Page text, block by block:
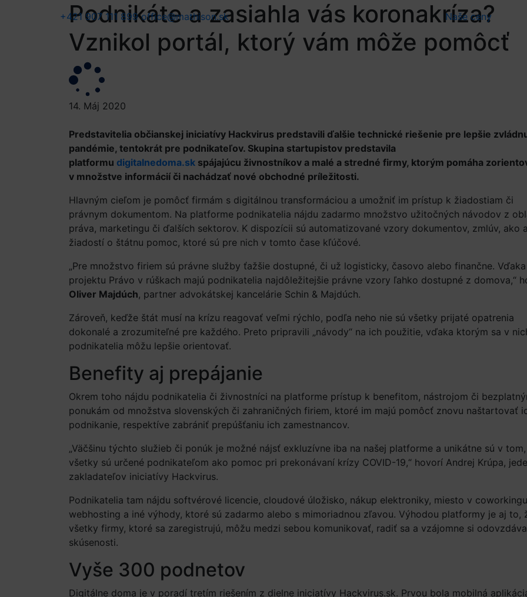
+421 907 111 899 office@mathison.sk Naše ceny
Podnikáte a zasiahla vás koronakríza?
Vznikol portál, ktorý vám môže pomôcť
14. Máj 2020
Predstavitelia občianskej iniciatívy Hackvirus predstavili ďalšie technické riešenie pre lepšie
pandémie, tentokrát pre podnikateľov. Skupina startupistov predstavila
platformu digitalnedoma.sk spájajúcu živnostníkov a malé a stredné firmy, ktorým pomáha
v množstve informácií či nachádzať nové obchodné príležitosti.
Hlavným cieľom je pomôcť firmám s digitálnou transformáciou a umožniť im prístup k žiadostiam či
právnym dokumentom. Na platforme podnikatelia nájdu zadarmo množstvo užitočných návodov z
práva, marketingu či ďalších sektorov. K dispozícii sú automatizované vzory dokumentov, zmlúv, ako
žiadostí o štátnu pomoc, ktoré sú pre nich v tomto čase kľúčové.
„Pre množstvo firiem sú právne služby ťažšie dostupné, či už logisticky, časovo alebo finančne. Vďaka
projektu Právo v rúškach majú podnikatelia najdôležitejšie právne vzory ľahko dostupné z domova,“
Oliver Majdúch, partner advokátskej kancelárie Schin & Majdúch.
Zároveň, keďže štát musí na krízu reagovať veľmi rýchlo, podľa neho nie sú všetky prijaté opatrenia
dokonalé a zrozumiteľné pre každého. Preto pripravili „návody“ na ich použitie, vďaka ktorým sa v
podnikatelia môžu lepšie orientovať.
Benefity aj prepájanie
Okrem toho nájdu podnikatelia či živnostníci na platforme prístup k benefitom, nástrojom či
ponukám od množstva slovenských či zahraničných firiem, ktoré im majú pomôcť znovu naštartovať
podnikanie, respektíve zabrániť prepúšťaniu ich zamestnancov.
„Väčšinu týchto služieb či ponúk je možné nájsť exkluzívne iba na našej platforme a unikátne sú v
všetky sú určené podnikateľom ako pomoc pri prekonávaní krízy COVID-19,“ hovorí Andrej Krúpa,
zakladateľov iniciatívy Hackvirus.
Podnikatelia tam nájdu softvérové licencie, cloudové úložisko, nákup elektroniky, miesto v
webhosting a iné výhody, ktoré sú zadarmo alebo s mimoriadnou zľavou. Výhodou platformy je aj to,
všetky firmy, ktoré sa zaregistrujú, môžu medzi sebou komunikovať, radiť sa a vzájomne si
skúsenosti.
Vyše 300 podnetov
Digitálne doma je v poradí tretím riešením z dielne iniciatívy Hackvirus.sk. Prvou bola mobilná